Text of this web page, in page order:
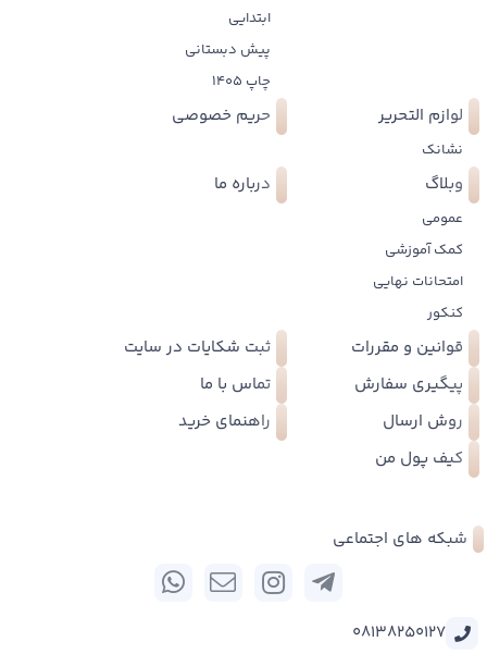
ابتدایی
پیش دبستانی
چاپ 1405
لوازم التحریر
نشانک
حریم خصوصی
وبلاگ
عمومی
کمک آموزشی
امتحانات نهایی
کنکور
درباره ما
قوانین و مقررات
ثبت شکایات در سایت
پیگیری سفارش
تماس با ما
روش ارسال
راهنمای خرید
کیف پول من
شبکه های اجتماعی
08138250127